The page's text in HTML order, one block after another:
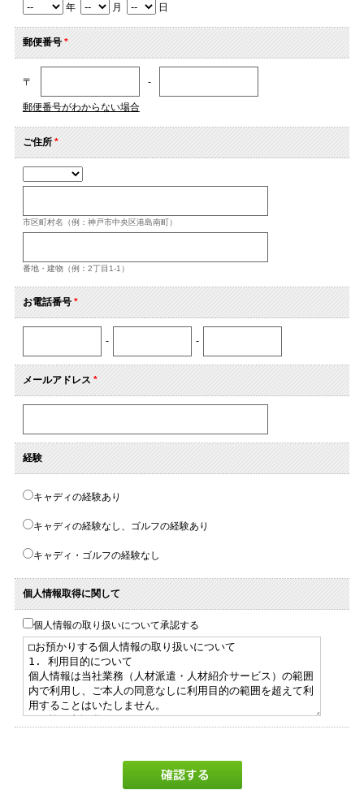
年 月 日
郵便番号*
〒 -
郵便番号がわからない場合
ご住所*
市区町村名（例：神戸市中央区港島南町）
番地・建物（例：2丁目1-1）
お電話番号*
- -
メールアドレス *
経験
キャディの経験あり
キャディの経験なし、ゴルフの経験あり
キャディ・ゴルフの経験なし
個人情報取得に関して
個人情報の取り扱いについて承認する